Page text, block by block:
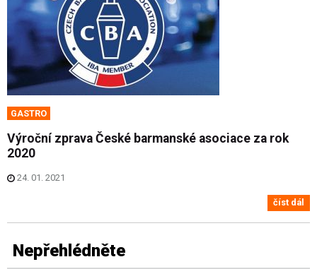
GASTRO
Výroční zprava České barmanské asociace za rok
2020
24. 01. 2021
číst dál
Nepřehlédněte